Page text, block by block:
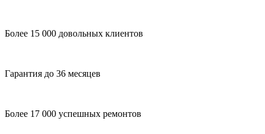
Более 15 000 довольных клиентов
Гарантия до 36 месяцев
Более 17 000 успешных ремонтов